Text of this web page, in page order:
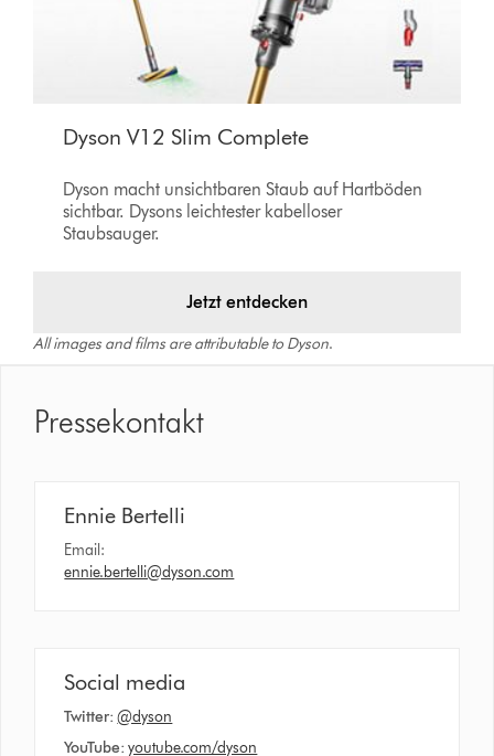
Dyson V12 Slim Complete
Dyson macht unsichtbaren Staub auf Hartböden
sichtbar. Dysons leichtester kabelloser
Staubsauger.
Jetzt entdecken
All images and films are attributable to Dyson.
Pressekontakt
Ennie Bertelli
Email:
ennie.bertelli@dyson.com
Social media
Twitter: @dyson
YouTube: youtube.com/dyson